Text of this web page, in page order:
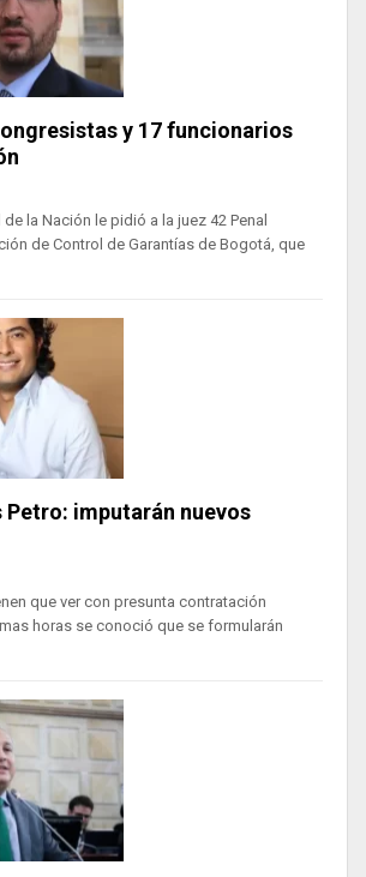
y 17 funcionarios
la Nación le pidió a la juez 42 Penal
de Control de Garantías de Bogotá, que
Petro: imputarán nuevos
que ver con presunta contratación
horas se conoció que se formularán